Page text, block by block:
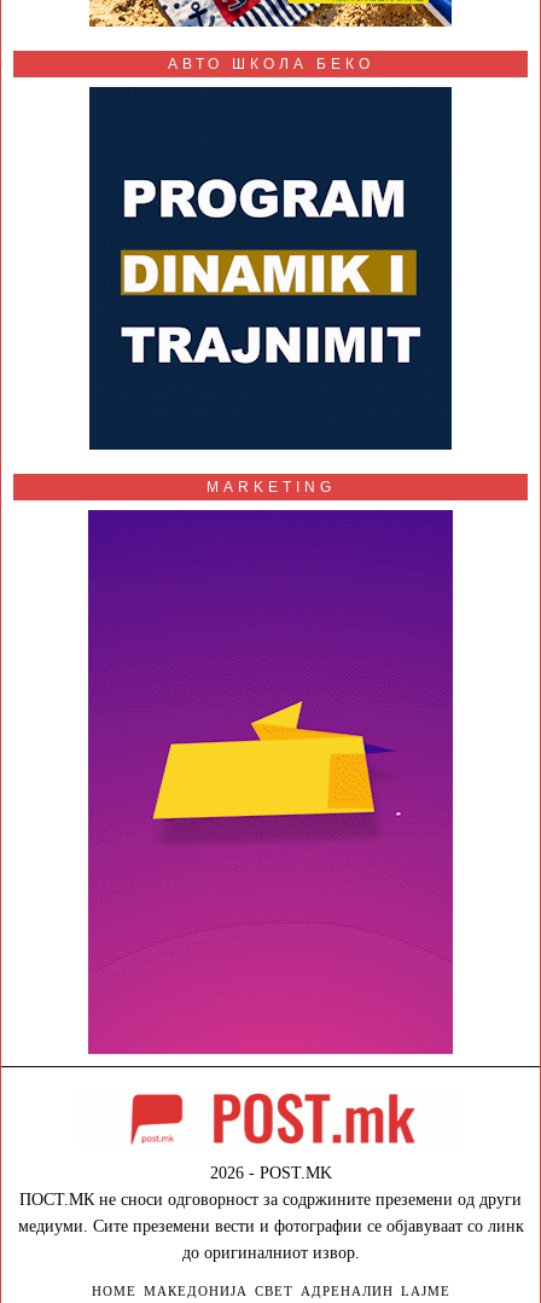
АВТО ШКОЛА БЕКО
MARKETING
2026 - POST.MK
ПОСТ.МК не сноси одговорност за содржините преземени од други
медиуми. Сите преземени вести и фотографии се објавуваат со линк
до оригиналниот извор.
HOME МАКЕДОНИЈА СВЕТ АДРЕНАЛИН LAJME